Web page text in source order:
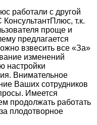
работали с другой
т.к.
проще и
предлагается
взвесить все «За»
изменений
настройки
Внимательное
Ваших сотрудников
Имеется
продолжать работать
плодотворное